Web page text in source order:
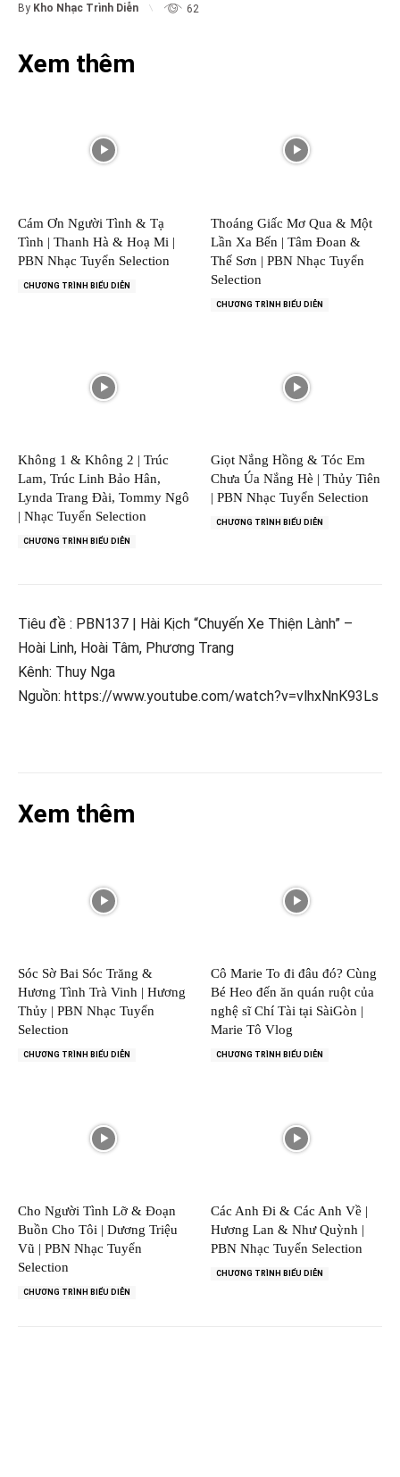
By Kho Nhạc Trình Diễn 62
Xem thêm
Cám Ơn Người Tình & Tạ
Tình | Thanh Hà & Hoạ Mi |
PBN Nhạc Tuyển Selection
CHƯƠNG TRÌNH BIỂU DIỄN
Thoáng Giấc Mơ Qua & Một
Lần Xa Bến | Tâm Đoan &
Thế Sơn | PBN Nhạc Tuyển
Selection
CHƯƠNG TRÌNH BIỂU DIỄN
Không 1 & Không 2 | Trúc
Lam, Trúc Linh Bảo Hân,
Lynda Trang Đài, Tommy Ngô
| Nhạc Tuyển Selection
CHƯƠNG TRÌNH BIỂU DIỄN
Giọt Nắng Hồng & Tóc Em
Chưa Úa Nắng Hè | Thủy Tiên
| PBN Nhạc Tuyển Selection
CHƯƠNG TRÌNH BIỂU DIỄN
Tiêu đề : PBN137 | Hài Kịch “Chuyến Xe Thiện Lành” –
Hoài Linh, Hoài Tâm, Phương Trang
Kênh: Thuy Nga
Nguồn: https://www.youtube.com/watch?v=vlhxNnK93Ls
Xem thêm
Sóc Sờ Bai Sóc Trăng &
Hương Tình Trà Vinh | Hương
Thủy | PBN Nhạc Tuyển
Selection
CHƯƠNG TRÌNH BIỂU DIỄN
Cô Marie To đi đâu đó? Cùng
Bé Heo đến ăn quán ruột của
nghệ sĩ Chí Tài tại SàiGòn |
Marie Tô Vlog
CHƯƠNG TRÌNH BIỂU DIỄN
Cho Người Tình Lỡ & Đoạn
Buồn Cho Tôi | Dương Triệu
Vũ | PBN Nhạc Tuyển
Selection
CHƯƠNG TRÌNH BIỂU DIỄN
Các Anh Đi & Các Anh Về |
Hương Lan & Như Quỳnh |
PBN Nhạc Tuyển Selection
CHƯƠNG TRÌNH BIỂU DIỄN